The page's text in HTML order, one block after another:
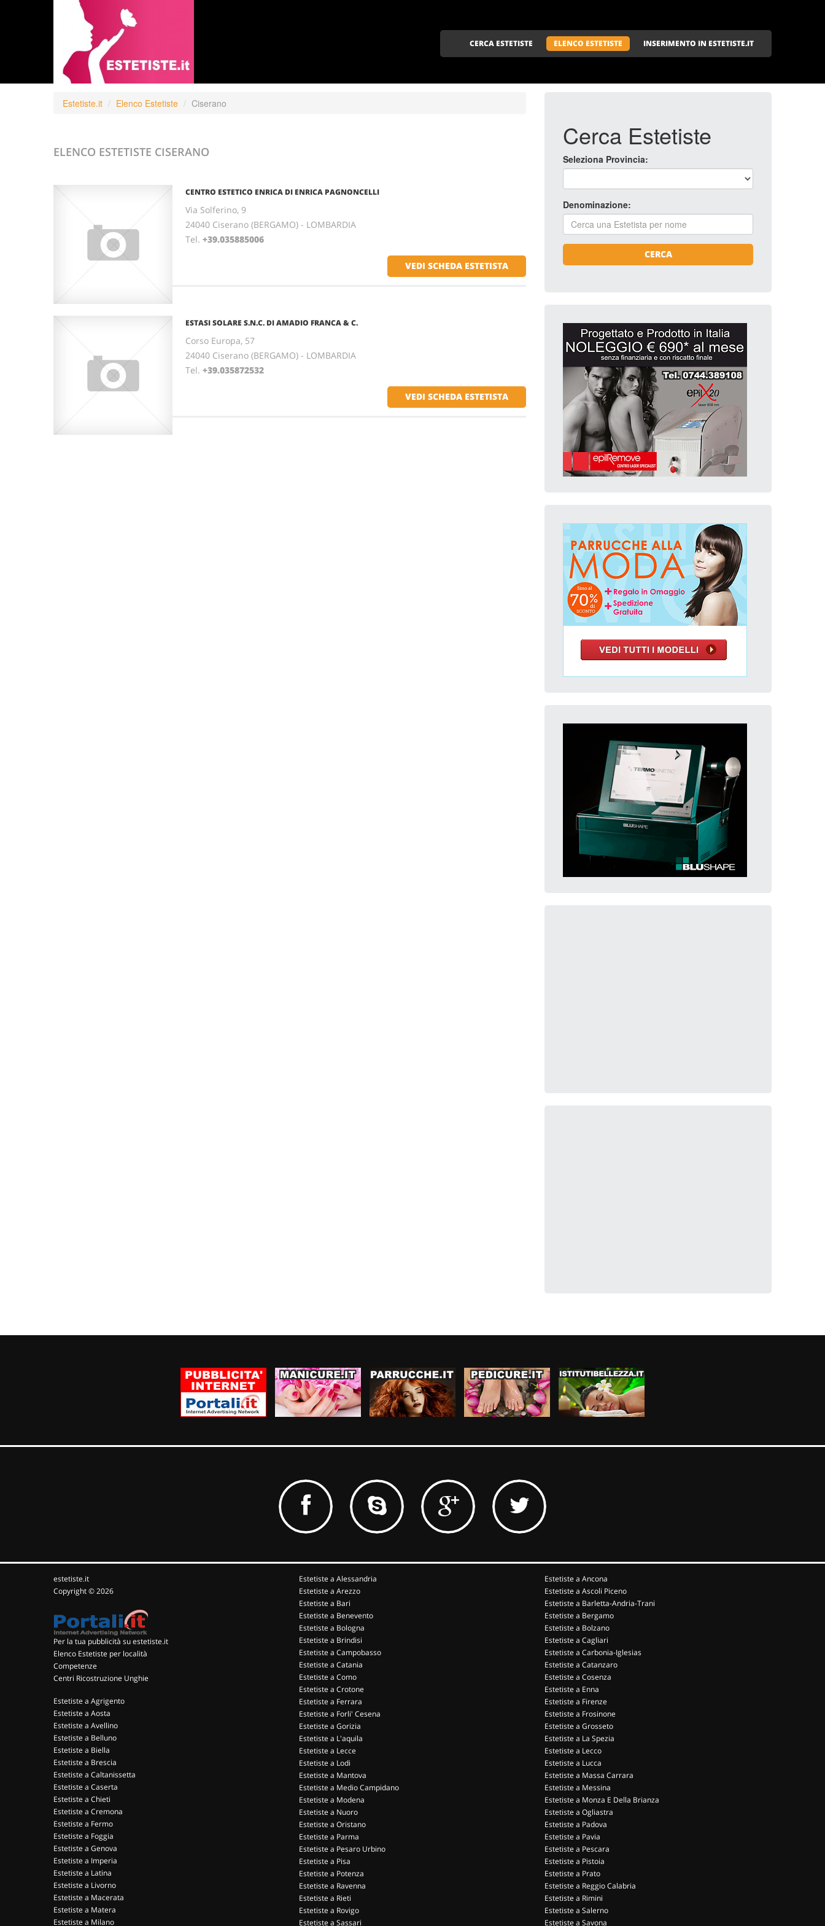
CERCA ESTETISTE ELENCO ESTETISTE INSERIMENTO IN ESTETISTE.IT
Estetiste.it Elenco Estetiste Ciserano
ELENCO ESTETISTE CISERANO
CENTRO ESTETICO ENRICA DI ENRICA PAGNONCELLI
Via Solferino, 9
24040 Ciserano (BERGAMO) - LOMBARDIA
Tel. +39.035885006
VEDI SCHEDA ESTETISTA
ESTASI SOLARE S.N.C. DI AMADIO FRANCA & C.
Corso Europa, 57
24040 Ciserano (BERGAMO) - LOMBARDIA
Tel. +39.035872532
VEDI SCHEDA ESTETISTA
Cerca Estetiste
Seleziona Provincia:
Denominazione:
CERCA
estetiste.it
Copyright © 2026
Per la tua pubblicità su estetiste.it
Elenco Estetiste per località
Competenze
Centri Ricostruzione Unghie
Estetiste a Agrigento
Estetiste a Aosta
Estetiste a Avellino
Estetiste a Belluno
Estetiste a Biella
Estetiste a Brescia
Estetiste a Caltanissetta
Estetiste a Caserta
Estetiste a Chieti
Estetiste a Cremona
Estetiste a Fermo
Estetiste a Foggia
Estetiste a Genova
Estetiste a Imperia
Estetiste a Latina
Estetiste a Livorno
Estetiste a Macerata
Estetiste a Matera
Estetiste a Milano
Estetiste a Alessandria
Estetiste a Arezzo
Estetiste a Bari
Estetiste a Benevento
Estetiste a Bologna
Estetiste a Brindisi
Estetiste a Campobasso
Estetiste a Catania
Estetiste a Como
Estetiste a Crotone
Estetiste a Ferrara
Estetiste a Forli' Cesena
Estetiste a Gorizia
Estetiste a L'aquila
Estetiste a Lecce
Estetiste a Lodi
Estetiste a Mantova
Estetiste a Medio Campidano
Estetiste a Modena
Estetiste a Nuoro
Estetiste a Oristano
Estetiste a Parma
Estetiste a Pesaro Urbino
Estetiste a Pisa
Estetiste a Potenza
Estetiste a Ravenna
Estetiste a Rieti
Estetiste a Rovigo
Estetiste a Sassari
Estetiste a Ancona
Estetiste a Ascoli Piceno
Estetiste a Barletta-Andria-Trani
Estetiste a Bergamo
Estetiste a Bolzano
Estetiste a Cagliari
Estetiste a Carbonia-Iglesias
Estetiste a Catanzaro
Estetiste a Cosenza
Estetiste a Enna
Estetiste a Firenze
Estetiste a Frosinone
Estetiste a Grosseto
Estetiste a La Spezia
Estetiste a Lecco
Estetiste a Lucca
Estetiste a Massa Carrara
Estetiste a Messina
Estetiste a Monza E Della Brianza
Estetiste a Ogliastra
Estetiste a Padova
Estetiste a Pavia
Estetiste a Pescara
Estetiste a Pistoia
Estetiste a Prato
Estetiste a Reggio Calabria
Estetiste a Rimini
Estetiste a Salerno
Estetiste a Savona